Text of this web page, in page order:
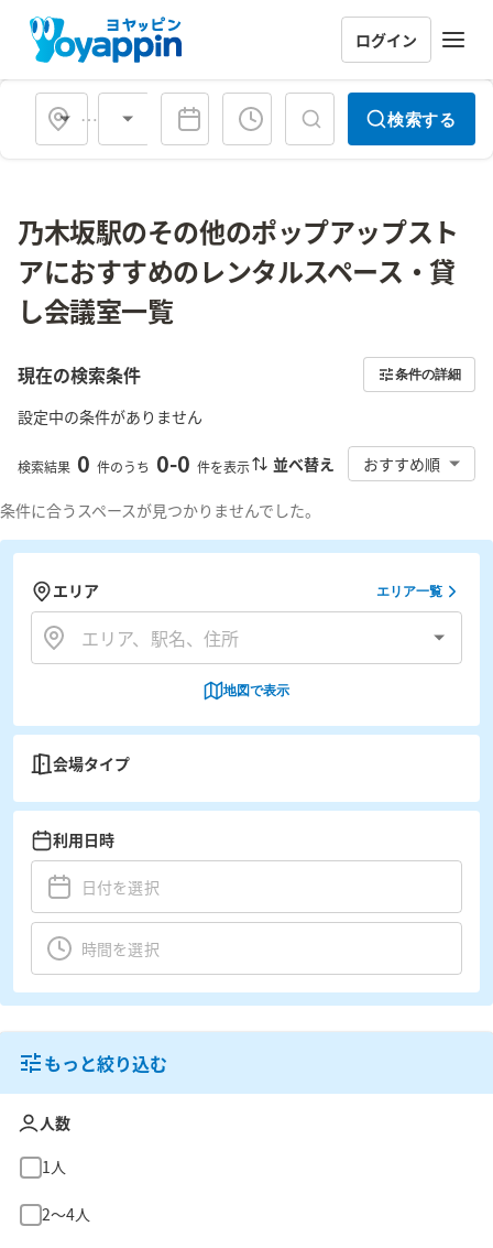
ログイン
会場タイプ 検索する
乃木坂駅のその他のポップアップスト
アにおすすめのレンタルスペース・貸
し会議室一覧
現在の検索条件 条件の詳細
設定中の条件がありません
検索結果 0 件のうち 0-0 件を表示 並べ替え おすすめ順
条件に合うスペースが見つかりませんでした。
エリア エリア一覧
地図で表示
会場タイプ
利用日時
もっと絞り込む
人数
1人
2〜4人